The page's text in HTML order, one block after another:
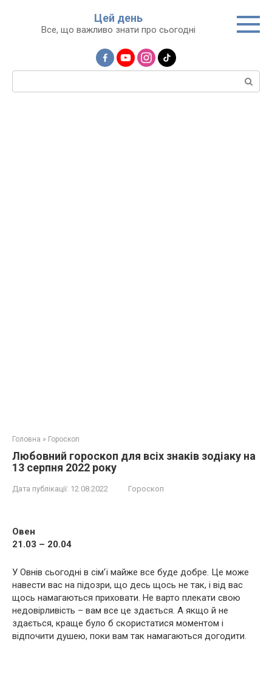
Цей день
Все, що важливо знати про сьогодні
Пошук:
Головна » Гороскоп
Любовний гороскоп для всіх знаків зодіаку на
13 серпня 2022 року
Дата публікації: 12.08.2022 Гороскоп
Овен
21.03 – 20.04
У Овнів сьогодні в сім’ї майже все буде добре. Це може
навести вас на підозри, що десь щось не так, і від вас
щось намагаються приховати. Не варто плекати свою
недовірливість – вам все це здається. А якщо й не
здається, краще було б скористатися моментом і
відпочити душею, поки вам так намагаються догодити.